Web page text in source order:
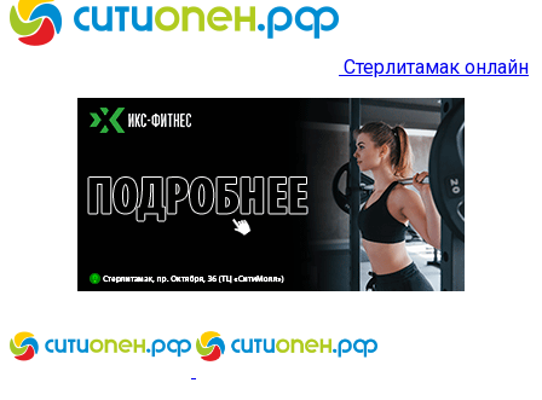
Стерлитамак онлайн